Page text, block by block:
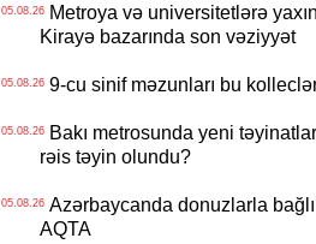
05.08.26Metroya və universitetlərə
Kirayə bazarında son vəziyyət
05.08.269-cu sinif məzunları bu
05.08.26Bakı metrosunda yeni
rəis təyin olundu?
05.08.26Azərbaycanda donuzlarla
AQTA